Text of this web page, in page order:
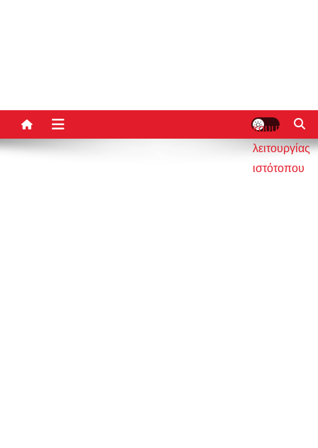
κουμπί
λειτουργίας
ιστότοπου